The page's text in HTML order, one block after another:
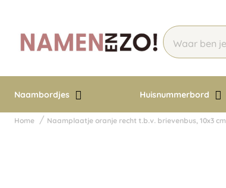
Naambordjes Huisnummerbord
Home Naamplaatje oranje recht t.b.v. brievenbus, 10x3 cm